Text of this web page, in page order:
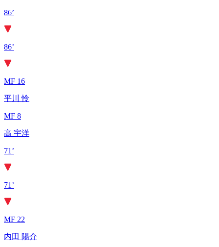
86’
86’
MF 16
平川 怜
MF 8
高 宇洋
71’
71’
MF 22
内田 陽介